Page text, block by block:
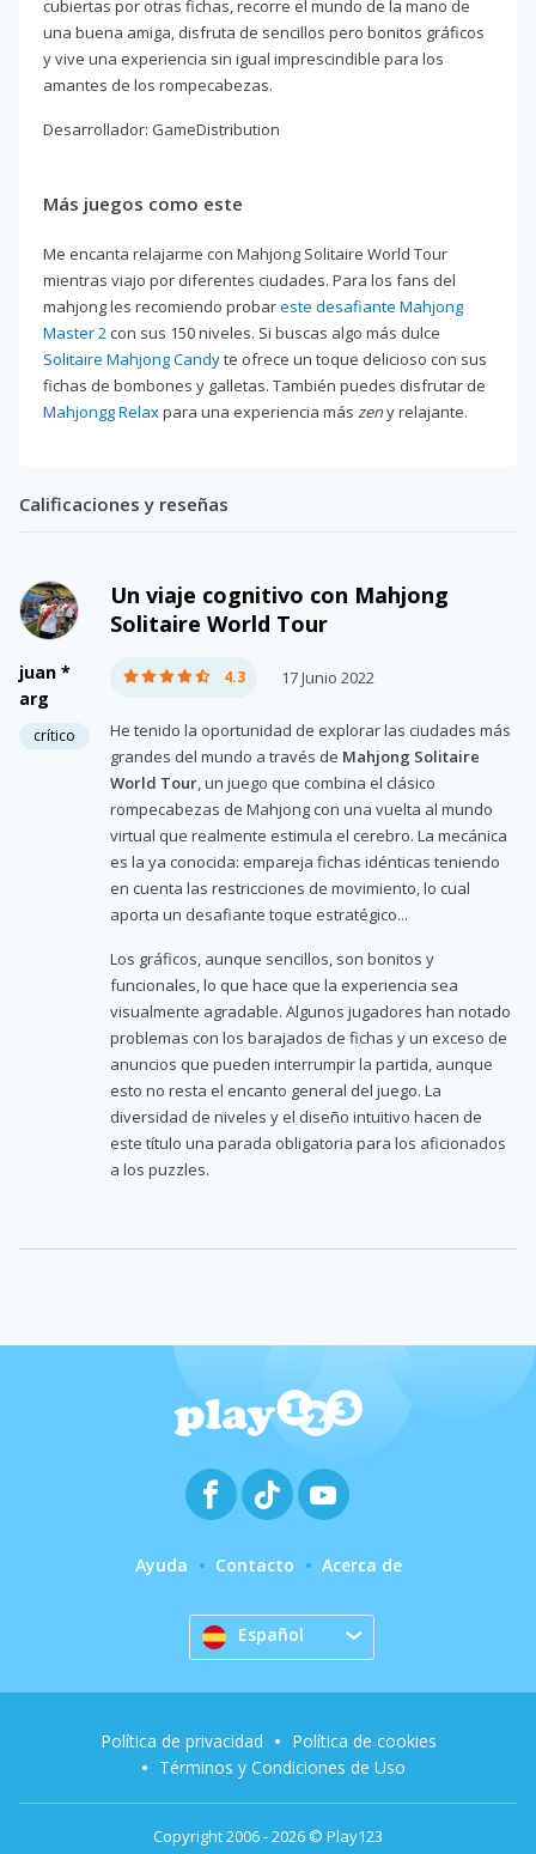
cubiertas por otras fichas, recorre el mundo de la mano de
una buena amiga, disfruta de sencillos pero bonitos gráficos
y vive una experiencia sin igual imprescindible para los
amantes de los rompecabezas.
Desarrollador: GameDistribution
Más juegos como este
Me encanta relajarme con Mahjong Solitaire World Tour
mientras viajo por diferentes ciudades. Para los fans del
mahjong les recomiendo probareste desafiante Mahjong
Master 2 con sus 150 niveles. Si buscas algo más dulce
Solitaire Mahjong Candyte ofrece un toque delicioso con sus
fichas de bombones y galletas. También puedes disfrutar de
Mahjongg Relaxpara una experiencia más zeny relajante.
Calificaciones y reseñas
juan *
arg
crítico
Un viaje cognitivo con Mahjong
Solitaire World Tour
4.3 17 Junio 2022
He tenido la oportunidad de explorar las ciudades más
grandes del mundo a través de Mahjong Solitaire
World Tour, un juego que combina el clásico
rompecabezas de Mahjong con una vuelta al mundo
virtual que realmente estimula el cerebro. La mecánica
es la ya conocida: empareja fichas idénticas teniendo
en cuenta las restricciones de movimiento, lo cual
aporta un desafiante toque estratégico...
Los gráficos, aunque sencillos, son bonitos y
funcionales, lo que hace que la experiencia sea
visualmente agradable. Algunos jugadores han notado
problemas con los barajados de fichas y un exceso de
anuncios que pueden interrumpir la partida, aunque
esto no resta el encanto general del juego. La
diversidad de niveles y el diseño intuitivo hacen de
este título una parada obligatoria para los aficionados
a los puzzles.
Ayuda Contacto Acerca de
Español
Copyright 2006 - 2026 © Play123
Política de privacidad
Política de cookies
Términos y Condiciones de Uso